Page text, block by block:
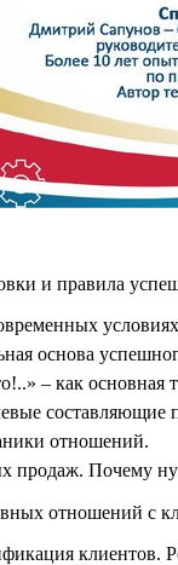
и правила
основа
– как основная
составляющие
отношений.
продаж. Почему
отношений с
клиентов.